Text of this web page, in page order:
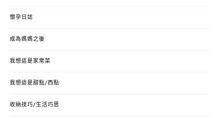
懷孕日誌
成為媽媽之後
我想這是家常菜
我想這是甜點/西點
收納技巧/生活巧思